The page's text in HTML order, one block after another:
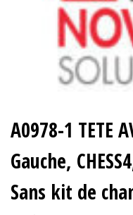
A0978-1 TETE
Gauche,
Sans kit de